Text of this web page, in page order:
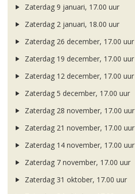
Zaterdag 9 januari, 17.00 uur
Zaterdag 2 januari, 18.00 uur
Zaterdag 26 december, 17.00 uur
Zaterdag 19 december, 17.00 uur
Zaterdag 12 december, 17.00 uur
Zaterdag 5 december, 17.00 uur
Zaterdag 28 november, 17.00 uur
Zaterdag 21 november, 17.00 uur
Zaterdag 14 november, 17.00 uur
Zaterdag 7 november, 17.00 uur
Zaterdag 31 oktober, 17.00 uur